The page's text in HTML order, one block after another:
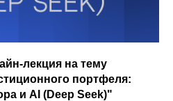
лекция на тему
портфеля:
и AI (Deep Seek)"